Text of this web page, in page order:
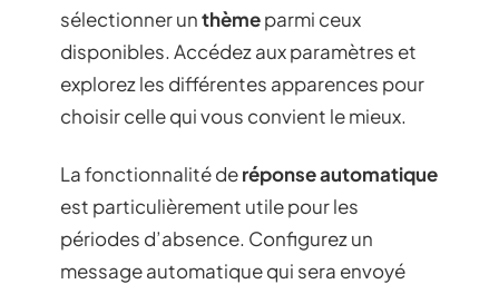
sélectionner unthèmeparmi ceux
disponibles. Accédez aux paramètres et
explorez les différentes apparences pour
choisir celle qui vous convient le mieux.
La fonctionnalité deréponse automatique
est particulièrement utile pour les
périodes d’absence. Configurez un
message automatique qui sera envoyé